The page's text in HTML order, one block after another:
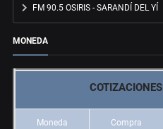
FM 90.5 OSIRIS - SARANDÍ DEL YÍ
MONEDA
COTIZACIONES
Moneda Compra